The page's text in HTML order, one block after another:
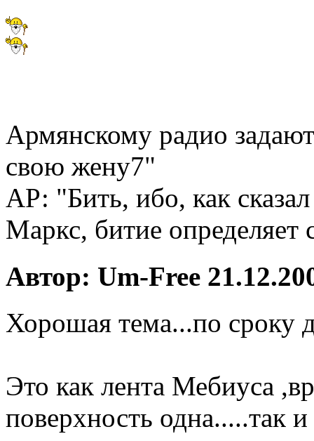
Армянскому радио
свою жену7"
АР: "Бить, ибо, как
Маркс, битие определяет
Автор: Um-Free
Хорошая тема...по сроку
Это как лента Мебиуса
поверхность одна.....так и